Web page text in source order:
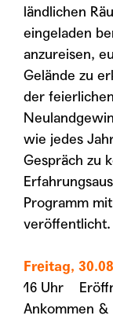
ländlichen
eingeladen
anzureisen,
Gelände zu
der
wie jedes
Gespräch zu
Programm
veröffentlicht.
Freitag,
16 Uhr
Ankommen &